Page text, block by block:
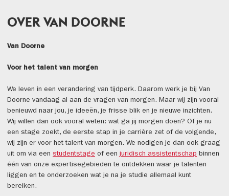
OVER VAN DOORNE
Van Doorne
Voor het talent van morgen
We leven in een verandering van tijdperk. Daarom werk je bij Van
Doorne vandaag al aan de vragen van morgen. Maar wij zijn vooral
benieuwd naar jou, je ideeën, je frisse blik en je nieuwe inzichten.
Wij willen dan ook vooral weten: wat ga jij morgen doen? Of je nu
een stage zoekt, de eerste stap in je carrière zet of de volgende,
wij zijn er voor het talent van morgen. We nodigen je dan ook graag
uit om via een studentstage of een juridisch assistentschap binnen
één van onze expertisegebieden te ontdekken waar je talenten
liggen en te onderzoeken wat je na je studie allemaal kunt
bereiken.